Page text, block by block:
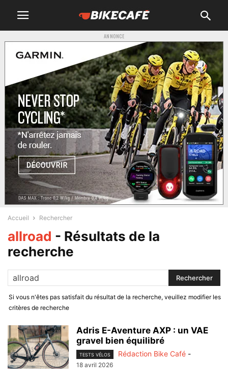
ANNONCE
Accueil Rechercher
allroad - Résultats de la
recherche
Si vous n'êtes pas satisfait du résultat de la recherche, veuillez modifier les
critères de recherche
Adris E-Aventure AXP : un VAE
gravel bien équilibré
TESTS VÉLOS Rédaction Bike Café -
18 avril 2026